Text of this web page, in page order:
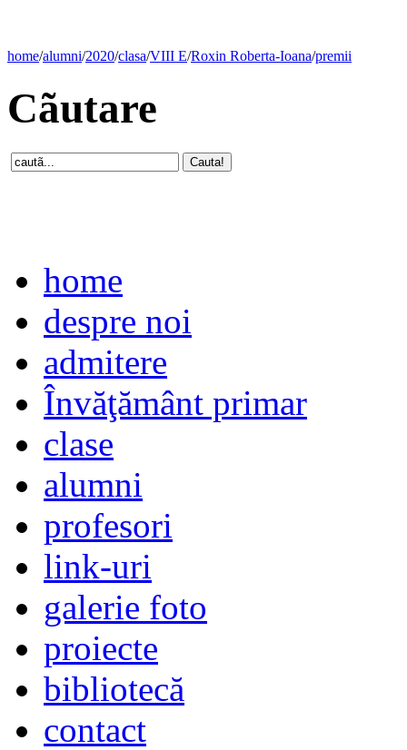
home/alumni/2020/clasa/VIII E/Roxin Roberta-Ioana/premii
Cãutare
home
despre noi
admitere
Învăţământ primar
clase
alumni
profesori
link-uri
galerie foto
proiecte
bibliotecă
contact